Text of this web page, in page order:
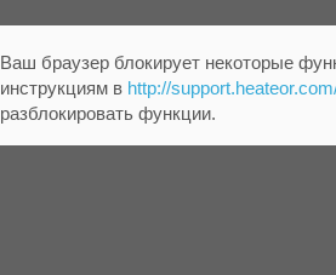
Ваш браузер блокирует некоторые
инструкциям в http://
разблокировать функции.